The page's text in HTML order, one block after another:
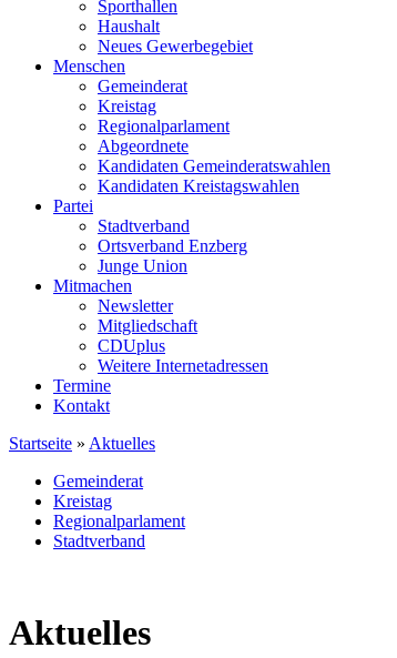
Sporthallen
Haushalt
Neues Gewerbegebiet
Menschen
Gemeinderat
Kreistag
Regionalparlament
Abgeordnete
Kandidaten Gemeinderatswahlen
Kandidaten Kreistagswahlen
Partei
Stadtverband
Ortsverband Enzberg
Junge Union
Mitmachen
Newsletter
Mitgliedschaft
CDUplus
Weitere Internetadressen
Termine
Kontakt
Startseite » Aktuelles
Gemeinderat
Kreistag
Regionalparlament
Stadtverband
Aktuelles